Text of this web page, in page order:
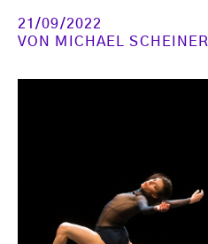
21/09/2022
VON MICHAEL SCHEINER